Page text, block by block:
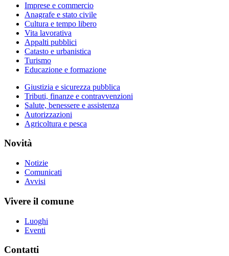
Imprese e commercio
Anagrafe e stato civile
Cultura e tempo libero
Vita lavorativa
Appalti pubblici
Catasto e urbanistica
Turismo
Educazione e formazione
Giustizia e sicurezza pubblica
Tributi, finanze e contravvenzioni
Salute, benessere e assistenza
Autorizzazioni
Agricoltura e pesca
Novità
Notizie
Comunicati
Avvisi
Vivere il comune
Luoghi
Eventi
Contatti